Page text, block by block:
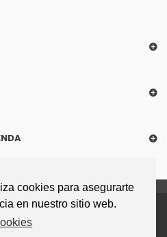
cookies para asegurarte
en nuestro sitio web.
enlaces